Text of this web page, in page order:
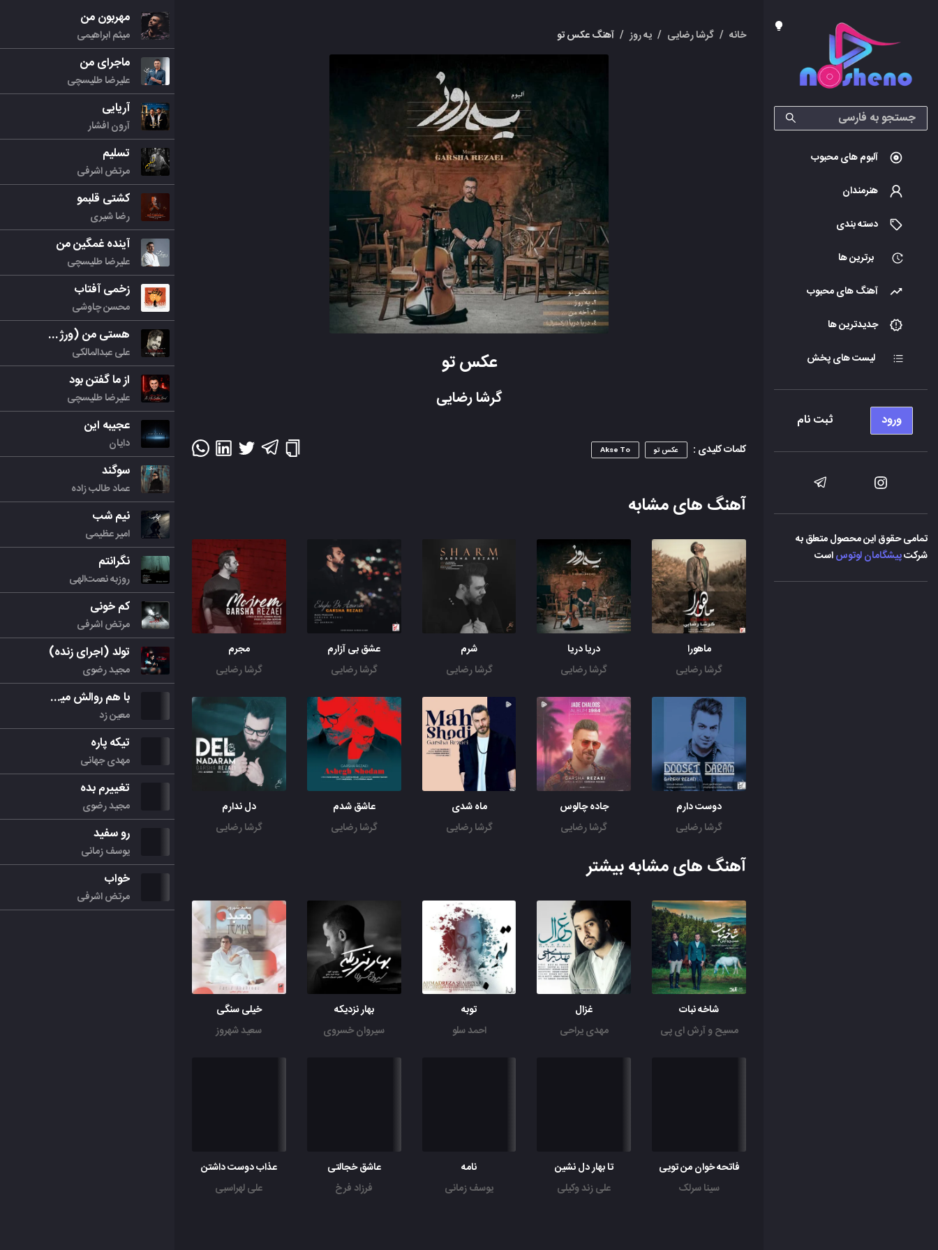
آلبوم های محبوب
هنرمندان
دسته بندی
برترین ها
آهنگ های محبوب
جدیدترین ها
لیست های پخش
ورود ثبت نام
تمامی حقوق این محصول متعلق به
شرکتپیشگامان لوتوساست
خانه / گرشا رضایی / یه روز / آهنگ عکس تو
عکس تو
گرشا رضایی
کلمات کلیدی : عکس تو Akse To
آهنگ های مشابه
ماهورا
گرشا رضایی
دریا دریا
گرشا رضایی
شرم
گرشا رضایی
عشق بی آزارم
گرشا رضایی
مجرم
گرشا رضایی
دوست دارم
گرشا رضایی
جاده چالوس
گرشا رضایی
ماه شدی
گرشا رضایی
عاشق شدم
گرشا رضایی
دل ندارم
گرشا رضایی
آهنگ های مشابه بیشتر
شاخه نبات
مسیح و آرش ای پی
غزال
مهدی یراحی
توبه
احمد سلو
بهار نزدیکه
سیروان خسروی
خیلی سنگی
سعید شهروز
فاتحه خوان من تویی
سینا سرلک
تا بهار دل نشین
علی زند وکیلی
نامه
یوسف زمانی
عاشق خجالتی
فرزاد فرخ
عذاب دوست داشتن
علی لهراسبی
مهربون من
میثم ابراهیمی
ماجرای من
علیرضا طلیسچی
آریایی
آرون افشار
تسلیم
مرتض اشرفی
کشتی قلبمو
رضا شیری
آینده غمگین من
علیرضا طلیسچی
زخمی آفتاب
محسن چاوشی
هستی من (ورژن جدید)
علی عبدالمالکی
از ما گفتن بود
علیرضا طلیسچی
عجیبه این
دایان
سوگند
عماد طالب زاده
نیم شب
امیر عظیمی
نگرانتم
روزبه نعمت‌الهی
کم خونی
مرتض اشرفی
تولد (اجرای زنده)
مجید رضوی
با هم روالش میکنیم
معین زد
تیکه پاره
مهدی جهانی
تغییرم بده
مجید رضوی
رو سفید
یوسف زمانی
خواب
مرتض اشرفی